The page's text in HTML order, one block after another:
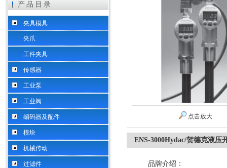
希而科工业控制设备（上海）有限公司
产品目录
夹具模具
夹爪
工件夹具
传感器
工业泵
工业阀
编码器及配件
模块
机械传动
过滤件
点击放大
ENS-3000Hydac/贺德克液压
品牌介绍：